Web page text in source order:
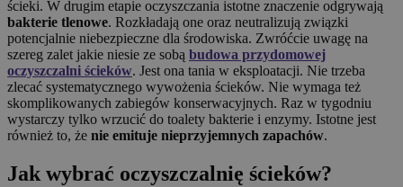
ścieki. W drugim etapie oczyszczania istotne znaczenie odgrywają
bakterie tlenowe. Rozkładają one oraz neutralizują związki
potencjalnie niebezpieczne dla środowiska. Zwróćcie uwagę na
szereg zalet jakie niesie ze sobą budowa przydomowej
oczyszczalni ścieków. Jest ona tania w eksploatacji. Nie trzeba
zlecać systematycznego wywożenia ścieków. Nie wymaga też
skomplikowanych zabiegów konserwacyjnych. Raz w tygodniu
wystarczy tylko wrzucić do toalety bakterie i enzymy. Istotne jest
również to, że nie emituje nieprzyjemnych zapachów.
Jak wybrać oczyszczalnię ścieków?